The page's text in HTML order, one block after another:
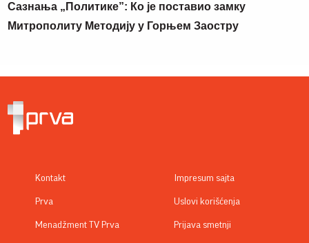
Сазнања „Политике”: Ко је поставио замку
Митрополиту Методију у Горњем Заостру
Kontakt
Prva
Menadžment TV Prva
Impresum sajta
Uslovi korišćenja
Prijava smetnji